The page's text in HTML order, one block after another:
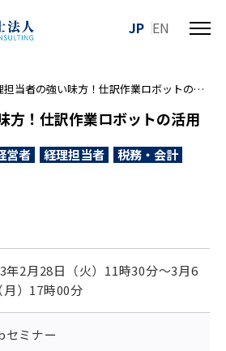
JP EN
メ
ー
当者の強い味方！仕訳作業ロボットの活用
方！仕訳作業ロボットの活用
営者 経理担当者
税務・会計
年2月28日（火）11時30分～3月6
月）17時00分
セミナー